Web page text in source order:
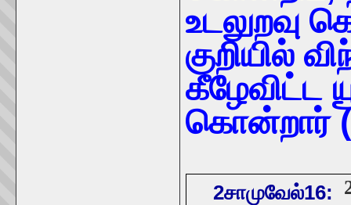
குறியில்
கீழேவிட்ட
கொன்றார்
2சாமுவேல்16: